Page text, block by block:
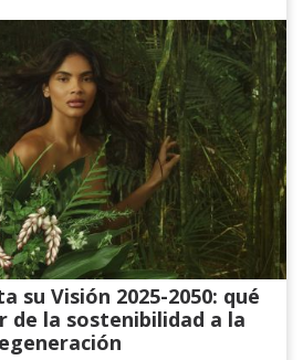
su Visión 2025-2050: qué
de la sostenibilidad a la